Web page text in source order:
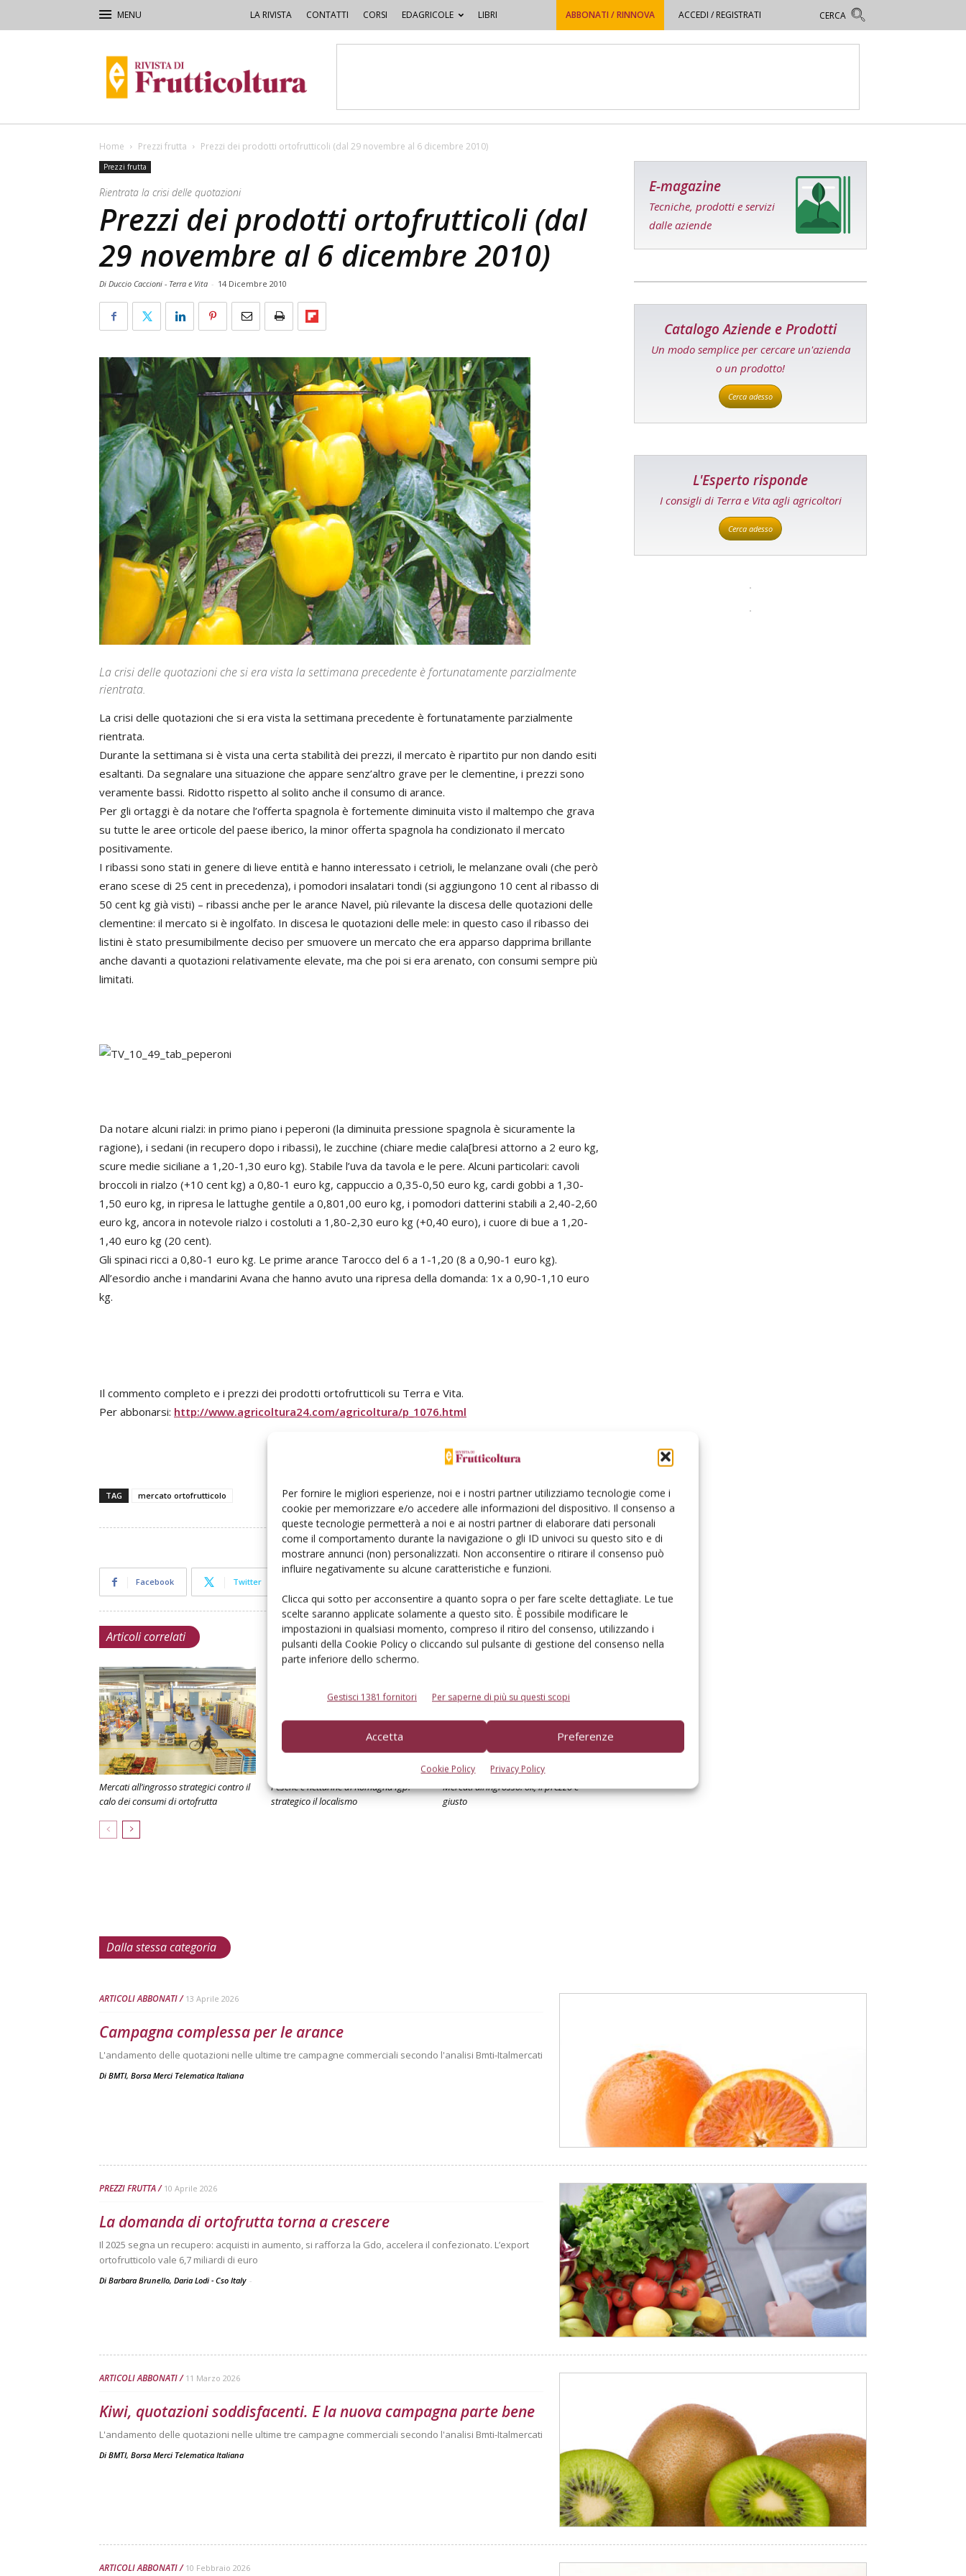
Per fornire le migliori esperienze, noi e i nostri partner utilizziamo tecnologie come i
cookie per memorizzare e/o accedere alle informazioni del dispositivo. Il consenso a
queste tecnologie permetterà a noi e ai nostri partner di elaborare dati personali
come il comportamento durante la navigazione o gli ID univoci su questo sito e di
mostrare annunci (non) personalizzati. Non acconsentire o ritirare il consenso può
influire negativamente su alcune caratteristiche e funzioni.
Clicca qui sotto per acconsentire a quanto sopra o per fare scelte dettagliate. Le tue
scelte saranno applicate solamente a questo sito. È possibile modificare le
impostazioni in qualsiasi momento, compreso il ritiro del consenso, utilizzando i
pulsanti della Cookie Policy o cliccando sul pulsante di gestione del consenso nella
parte inferiore dello schermo.
Gestisci 1381 fornitori Per saperne di più su questi scopi
Accetta Preferenze
Cookie Policy Privacy Policy
LA RIVISTA CONTATTI CORSI EDAGRICOLE LIBRI ABBONATI / RINNOVA ACCEDI / REGISTRATI
di
Frutticoltura
Home Prezzi frutta Prezzi dei prodotti ortofrutticoli (dal 29 novembre al 6 dicembre 2010)
Prezzi frutta
Rientrata la crisi delle quotazioni
Prezzi dei prodotti ortofrutticoli (dal
29 novembre al 6 dicembre 2010)
Di Duccio Caccioni - Terra e Vita - 14 Dicembre 2010
La crisi delle quotazioni che si era vista la settimana precedente è fortunatamente parzialmente
rientrata.
La crisi delle quotazioni che si era vista la settimana precedente è fortunatamente parzialmente
rientrata.
Durante la settimana si è vista una certa stabilità dei prezzi, il mercato è ripartito pur non dando esiti
esaltanti. Da segnalare una situazione che appare senz’altro grave per le clementine, i prezzi sono
veramente bassi. Ridotto rispetto al solito anche il consumo di arance.
Per gli ortaggi è da notare che l’offerta spagnola è fortemente diminuita visto il maltempo che grava
su tutte le aree orticole del paese iberico, la minor offerta spagnola ha condizionato il mercato
positivamente.
I ribassi sono stati in genere di lieve entità e hanno interessato i cetrioli, le melanzane ovali (che però
erano scese di 25 cent in precedenza), i pomodori insalatari tondi (si aggiungono 10 cent al ribasso di
50 cent kg già visti) – ribassi anche per le arance Navel, più rilevante la discesa delle quotazioni delle
clementine: il mercato si è ingolfato. In discesa le quotazioni delle mele: in questo caso il ribasso dei
listini è stato presumibilmente deciso per smuovere un mercato che era apparso dapprima brillante
anche davanti a quotazioni relativamente elevate, ma che poi si era arenato, con consumi sempre più
limitati.
Da notare alcuni rialzi: in primo piano i peperoni (la diminuita pressione spagnola è sicuramente la
ragione), i sedani (in recupero dopo i ribassi), le zucchine (chiare medie cala[bresi attorno a 2 euro kg,
scure medie siciliane a 1,20-1,30 euro kg). Stabile l’uva da tavola e le pere. Alcuni particolari: cavoli
broccoli in rialzo (+10 cent kg) a 0,80-1 euro kg, cappuccio a 0,35-0,50 euro kg, cardi gobbi a 1,30-
1,50 euro kg, in ripresa le lattughe gentile a 0,801,00 euro kg, i pomodori datterini stabili a 2,40-2,60
euro kg, ancora in notevole rialzo i costoluti a 1,80-2,30 euro kg (+0,40 euro), i cuore di bue a 1,20-
1,40 euro kg (20 cent).
Gli spinaci ricci a 0,80-1 euro kg. Le prime arance Tarocco del 6 a 1-1,20 (8 a 0,90-1 euro kg).
All’esordio anche i mandarini Avana che hanno avuto una ripresa della domanda: 1x a 0,90-1,10 euro
kg.
Il commento completo e i prezzi dei prodotti ortofrutticoli su Terra e Vita.
Per abbonarsi: http://www.agricoltura24.com/agricoltura/p_1076.html
TAG mercato ortofrutticolo
Facebook Twitter
Articoli correlati
Mercati all’ingrosso strategici contro il
calo dei consumi di ortofrutta
Pesche e nettarine di Romagna Igp:
strategico il localismo
Mercati all’ingrosso: ok, il prezzo è
giusto
E-magazine
Tecniche, prodotti e servizi
dalle aziende
Catalogo Aziende e Prodotti
Un modo semplice per cercare un'azienda
o un prodotto!
Cerca adesso
L'Esperto risponde
I consigli di Terra e Vita agli agricoltori
Cerca adesso
Dalla stessa categoria
ARTICOLI ABBONATI 13 Aprile 2026
Campagna complessa per le arance
L'andamento delle quotazioni nelle ultime tre campagne commerciali secondo l'analisi Bmti-Italmercati
Di BMTI, Borsa Merci Telematica Italiana
PREZZI FRUTTA 10 Aprile 2026
La domanda di ortofrutta torna a crescere
Il 2025 segna un recupero: acquisti in aumento, si rafforza la Gdo, accelera il confezionato. L’export
ortofrutticolo vale 6,7 miliardi di euro
Di Barbara Brunello, Daria Lodi - Cso Italy -
ARTICOLI ABBONATI 11 Marzo 2026
Kiwi, quotazioni soddisfacenti. E la nuova campagna parte bene
L'andamento delle quotazioni nelle ultime tre campagne commerciali secondo l'analisi Bmti-Italmercati
Di BMTI, Borsa Merci Telematica Italiana
ARTICOLI ABBONATI 10 Febbraio 2026